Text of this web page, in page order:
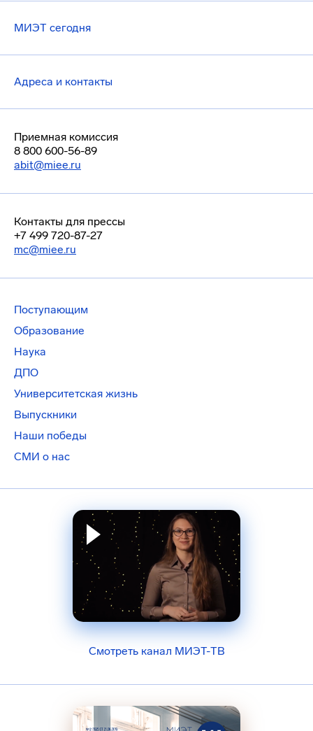
МИЭТ сегодня
Адреса и контакты
Приемная комиссия
8 800 600-56-89
abit@miee.ru
Контакты для прессы
+7 499 720-87-27
mc@miee.ru
Поступающим
Образование
Наука
ДПО
Университетская жизнь
Выпускники
Наши победы
СМИ о нас
Смотреть канал МИЭТ-ТВ